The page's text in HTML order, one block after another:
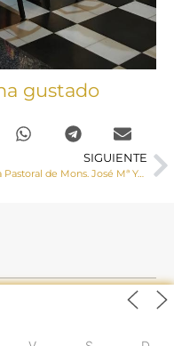
gustado
SIGUIENTE
Visita Pastoral de Mons. José Mª Yanguas al Arciprestazgo de Tarancón